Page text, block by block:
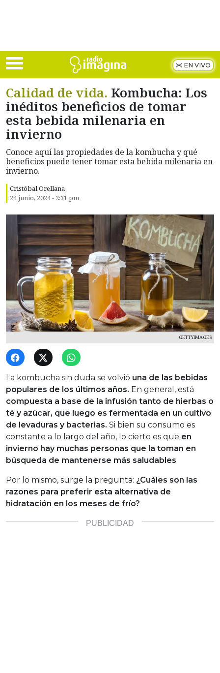
EN VIVO
Calidad de vida. Kombucha: Los
inéditos beneficios de tomar
esta bebida milenaria en
invierno
Conoce aquí las propiedades de la kombucha y qué
beneficios puede tener tomar esta bebida milenaria en
invierno.
Cristóbal Orellana
24 junio, 2024 - 2:31 pm
GETTYIMAGES
La kombucha sin duda se volvió una de las bebidas
populares de los últimos años. En general, está
compuesta a base de la infusión tanto de hierbas o
té y azúcar, que luego es fermentada en un cultivo
de levaduras y bacterias. Si bien su consumo es
constante a lo largo del año, lo cierto es que en
invierno hay muchas personas que la toman en
búsqueda de mantenerse más saludables
Por lo mismo, surge la pregunta: ¿Cuáles son las
razones para preferir esta alternativa de
hidratación en los meses de frío?